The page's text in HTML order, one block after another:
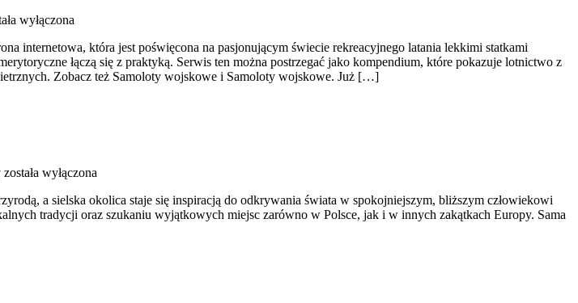
wyłączona
internetowa, która jest poświęcona na pasjonującym świecie rekreacyjnego latania lekkimi statkami
łączą się z praktyką. Serwis ten można postrzegać jako kompendium, które pokazuje lotnictwo z
Zobacz też Samoloty wojskowe i Samoloty wojskowe. Już […]
została wyłączona
a sielska okolica staje się inspiracją do odkrywania świata w spokojniejszym, bliższym człowiekowi
tradycji oraz szukaniu wyjątkowych miejsc zarówno w Polsce, jak i w innych zakątkach Europy. Sama